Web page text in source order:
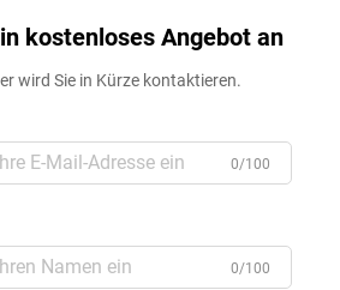
kostenloses Angebot an
wird Sie in Kürze kontaktieren.
0/100
0/100